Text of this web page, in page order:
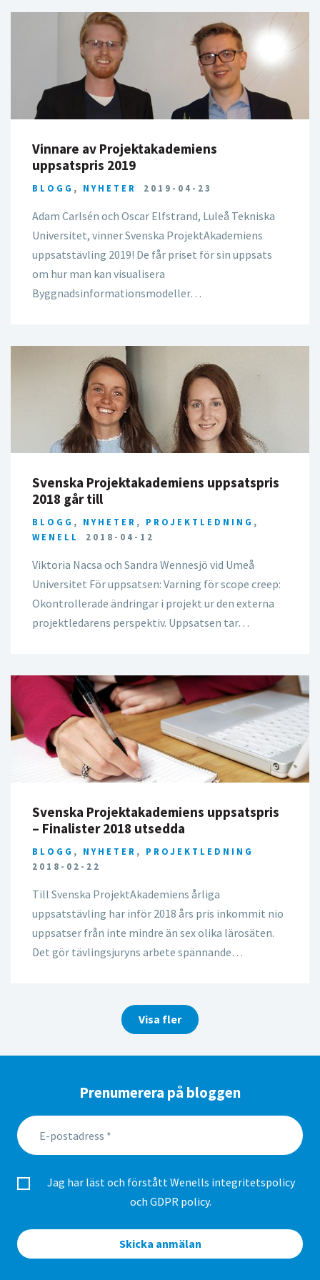
Vinnare av Projektakademiens
uppsatspris 2019
BLOGG , NYHETER 2019-04-23
Adam Carlsén och Oscar Elfstrand, Luleå Tekniska
Universitet, vinner Svenska ProjektAkademiens
uppsatstävling 2019! De får priset för sin uppsats
om hur man kan visualisera
Byggnadsinformationsmodeller…
Svenska Projektakademiens uppsatspris
2018 går till
BLOGG , NYHETER , PROJEKTLEDNING ,
WENELL
2018-04-12
Viktoria Nacsa och Sandra Wennesjö vid Umeå
Universitet För uppsatsen: Varning för scope creep:
Okontrollerade ändringar i projekt ur den externa
projektledarens perspektiv. Uppsatsen tar…
Svenska Projektakademiens uppsatspris
– Finalister 2018 utsedda
BLOGG , NYHETER , PROJEKTLEDNING
2018-02-22
Till Svenska ProjektAkademiens årliga
uppsatstävling har inför 2018 års pris inkommit nio
uppsatser från inte mindre än sex olika lärosäten.
Det gör tävlingsjuryns arbete spännande…
Visa fler
Prenumerera på bloggen
Jag har läst och förstått Wenells integritetspolicy
och GDPR policy.
Skicka anmälan